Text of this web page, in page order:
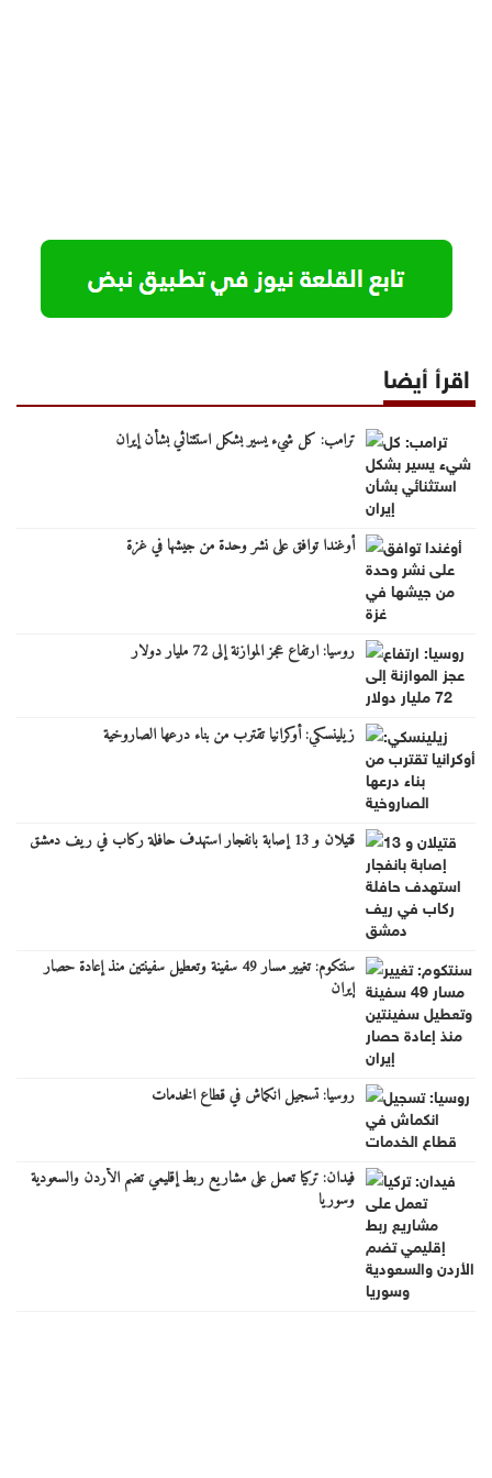
اقرأ أيضا
ترامب: كل شيء يسير بشكل استثنائي بشأن إيران
أوغندا توافق على نشر وحدة من جيشها في غزة
روسيا: ارتفاع عجز الموازنة إلى 72 مليار دولار
زيلينسكي: أوكرانيا تقترب من بناء درعها الصاروخية
قتيلان و 13 إصابة بانفجار استهدف حافلة ركاب في ريف دمشق
سنتكوم: تغيير مسار 49 سفينة وتعطيل سفينتين منذ إعادة حصار
إيران
روسيا: تسجيل انكماش في قطاع الخدمات
فيدان: تركيا تعمل على مشاريع ربط إقليمي تضم الأردن والسعودية
وسوريا